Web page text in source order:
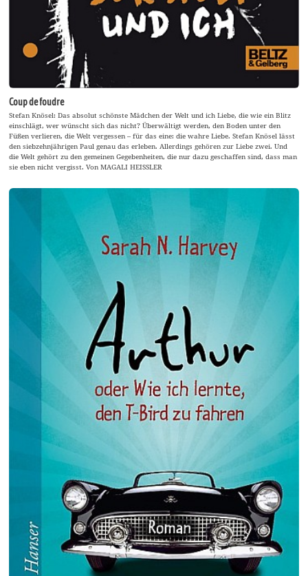
Coup de foudre
Stefan Knösel: Das absolut schönste Mädchen der Welt und ich Liebe, die wie ein Blitz
einschlägt, wer wünscht sich das nicht? Überwältigt werden, den Boden unter den
Füßen verlieren, die Welt vergessen – für das eine: die wahre Liebe. Stefan Knösel lässt
den siebzehnjährigen Paul genau das erleben. Allerdings gehören zur Liebe zwei. Und
die Welt gehört zu den gemeinen Gegebenheiten, die nur dazu geschaffen sind, dass man
sie eben nicht vergisst. Von MAGALI HEISSLER